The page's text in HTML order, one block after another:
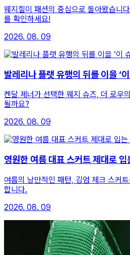
웨지힐이 패션의 중심으로 돌아왔습니
를 확인하세요!
2026. 08. 09
발레리나 플랫 유행의 뒤를 이을 ‘
켄달 제너가 선택한 웨지 슈즈, 더 로우
될까요?
2026. 08. 09
영원한 여름 대표 스커트 제대로 입
여름의 낭만적인 패턴, 깅엄 체크 스커
합니다.
2026. 08. 09